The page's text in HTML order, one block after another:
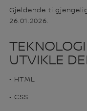
Gjeldende
26.01.2026.
UTVIKLE
• HTML
• CSS